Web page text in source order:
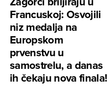
Francuskoj: Osvojili
niz medalja na
Europskom
prvenstvu u
samostrelu, a danas
ih čekaju nova finala!